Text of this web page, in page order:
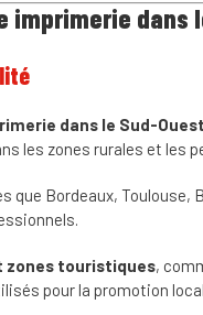
imprimerie dans
dans le Sud-Ouest
les zones rurales et les
que Bordeaux,
zones touristiques,
pour la promotion